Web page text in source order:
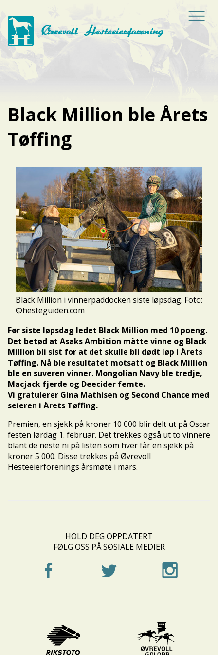
Black Million ble Årets
Tøffing
Black Million i vinnerpaddocken siste løpsdag. Foto:
©hesteguiden.com
Før siste løpsdag ledet Black Million med 10 poeng.
Det betød at Asaks Ambition måtte vinne og Black
Million bli sist for at det skulle bli dødt løp i Årets
Tøffing. Nå ble resultatet motsatt og Black Million
ble en suveren vinner. Mongolian Navy ble tredje,
Macjack fjerde og Deecider femte.
Vi gratulerer Gina Mathisen og Second Chance med
seieren i Årets Tøffing.
Premien, en sjekk på kroner 10 000 blir delt ut på Oscar
festen lørdag 1. februar. Det trekkes også ut to vinnere
blant de neste ni på listen som hver får en sjekk på
kroner 5 000. Disse trekkes på Øvrevoll
Hesteeierforenings årsmøte i mars.
HOLD DEG OPPDATERT
-
FØLG OSS PÅ SOSIALE MEDIER